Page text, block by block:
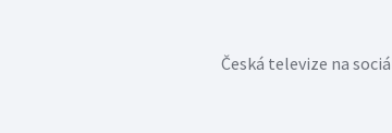
Česká televize na